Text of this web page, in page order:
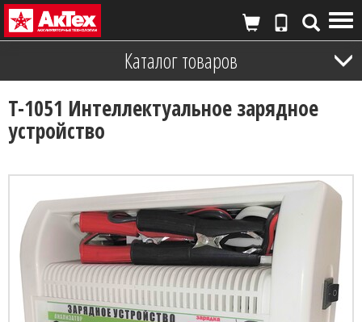
Каталог товаров
T-1051 Интеллектуальное зарядное
устройство